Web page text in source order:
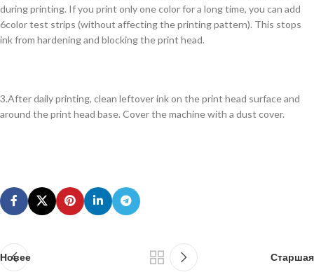
during printing. If you print only one color for a long time, you can add
6color test strips (without affecting the printing pattern). This stops
ink from hardening and blocking the print head.
3.After daily printing, clean leftover ink on the print head surface and
around the print head base. Cover the machine with a dust cover.
Новее Старшая